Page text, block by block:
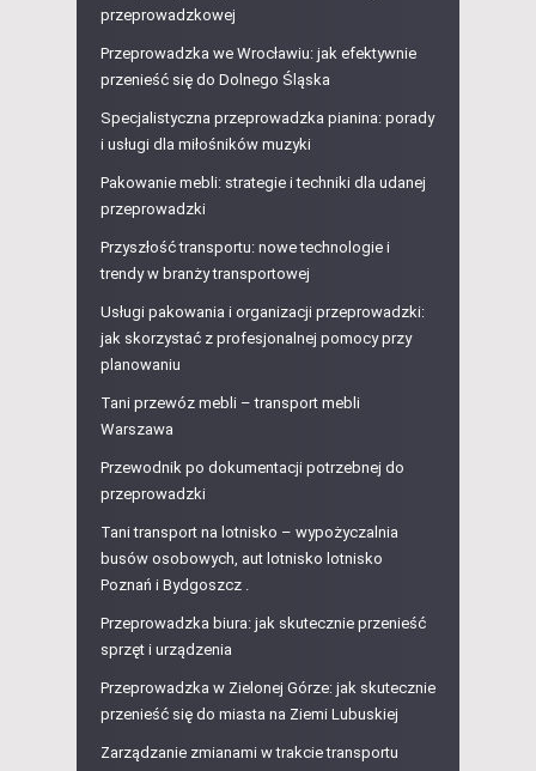
przeprowadzkowej
Przeprowadzka we Wrocławiu: jak efektywnie
przenieść się do Dolnego Śląska
Specjalistyczna przeprowadzka pianina: porady
i usługi dla miłośników muzyki
Pakowanie mebli: strategie i techniki dla udanej
przeprowadzki
Przyszłość transportu: nowe technologie i
trendy w branży transportowej
Usługi pakowania i organizacji przeprowadzki:
jak skorzystać z profesjonalnej pomocy przy
planowaniu
Tani przewóz mebli – transport mebli
Warszawa
Przewodnik po dokumentacji potrzebnej do
przeprowadzki
Tani transport na lotnisko – wypożyczalnia
busów osobowych, aut lotnisko lotnisko
Poznań i Bydgoszcz .
Przeprowadzka biura: jak skutecznie przenieść
sprzęt i urządzenia
Przeprowadzka w Zielonej Górze: jak skutecznie
przenieść się do miasta na Ziemi Lubuskiej
Zarządzanie zmianami w trakcie transportu